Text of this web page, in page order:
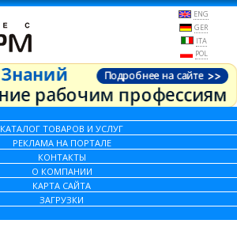
ENG
GER
ITA
POL
КАТАЛОГ ТОВАРОВ И УСЛУГ
РЕКЛАМА НА ПОРТАЛЕ
КОНТАКТЫ
О КОМПАНИИ
КАРТА САЙТА
ЗАГРУЗКИ